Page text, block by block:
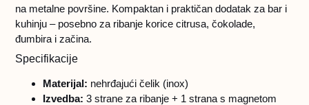
na metalne površine. Kompaktan i praktičan dodatak za bar i
kuhinju – posebno za ribanje korice citrusa, čokolade,
đumbira i začina.
Specifikacije
Materijal: nehrđajući čelik (inox)
Izvedba: 3 strane za ribanje + 1 strana s magnetom